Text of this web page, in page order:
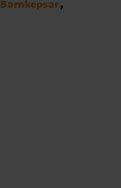
Barnkepsar